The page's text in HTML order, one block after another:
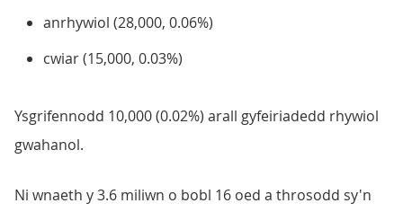
anrhywiol (28,000, 0.06%)
cwiar (15,000, 0.03%)
Ysgrifennodd 10,000 (0.02%) arall gyfeiriadedd rhywiol
gwahanol.
Ni wnaeth y 3.6 miliwn o bobl 16 oed a throsodd sy'n